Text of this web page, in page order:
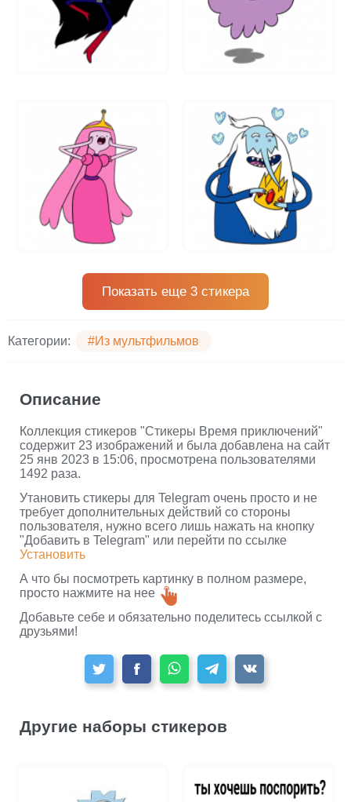
Показать еще 3 стикера
Категории: #Из мультфильмов
Описание
Коллекция стикеров "Cтикеры Время приключений"
содержит 23 изображений и была добавлена на сайт
25 янв 2023 в 15:06, просмотрена пользователями
1492 раза.
Утановить стикеры для Telegram очень просто и не
требует дополнительных действий со стороны
пользователя, нужно всего лишь нажать на кнопку
"Добавить в Telegram" или перейти по ссылке
Установить
А что бы посмотреть картинку в полном размере,
просто нажмите на нее
Добавьте себе и обязательно поделитесь ссылкой с
друзьями!
Другие наборы стикеров